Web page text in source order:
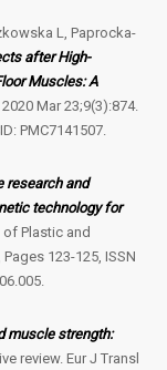
L, Paprocka-
after High-
Muscles: A
Mar 23;9(3):874.
PMC7141507.
research and
technology for
of Plastic and
123-125, ISSN
muscle strength:
review. Eur J Transl